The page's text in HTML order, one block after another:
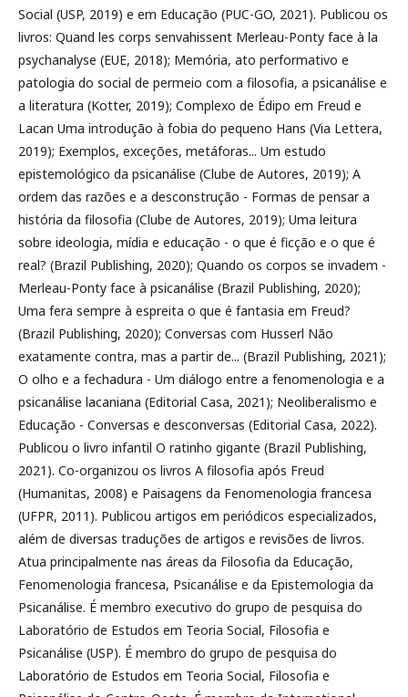
Social (USP, 2019) e em Educação (PUC-GO, 2021). Publicou os
livros: Quand les corps senvahissent Merleau-Ponty face à la
psychanalyse (EUE, 2018); Memória, ato performativo e
patologia do social de permeio com a filosofia, a psicanálise e
a literatura (Kotter, 2019); Complexo de Édipo em Freud e
Lacan Uma introdução à fobia do pequeno Hans (Via Lettera,
2019); Exemplos, exceções, metáforas... Um estudo
epistemológico da psicanálise (Clube de Autores, 2019); A
ordem das razões e a desconstrução - Formas de pensar a
história da filosofia (Clube de Autores, 2019); Uma leitura
sobre ideologia, mídia e educação - o que é ficção e o que é
real? (Brazil Publishing, 2020); Quando os corpos se invadem -
Merleau-Ponty face à psicanálise (Brazil Publishing, 2020);
Uma fera sempre à espreita o que é fantasia em Freud?
(Brazil Publishing, 2020); Conversas com Husserl Não
exatamente contra, mas a partir de... (Brazil Publishing, 2021);
O olho e a fechadura - Um diálogo entre a fenomenologia e a
psicanálise lacaniana (Editorial Casa, 2021); Neoliberalismo e
Educação - Conversas e desconversas (Editorial Casa, 2022).
Publicou o livro infantil O ratinho gigante (Brazil Publishing,
2021). Co-organizou os livros A filosofia após Freud
(Humanitas, 2008) e Paisagens da Fenomenologia francesa
(UFPR, 2011). Publicou artigos em periódicos especializados,
além de diversas traduções de artigos e revisões de livros.
Atua principalmente nas áreas da Filosofia da Educação,
Fenomenologia francesa, Psicanálise e da Epistemologia da
Psicanálise. É membro executivo do grupo de pesquisa do
Laboratório de Estudos em Teoria Social, Filosofia e
Psicanálise (USP). É membro do grupo de pesquisa do
Laboratório de Estudos em Teoria Social, Filosofia e